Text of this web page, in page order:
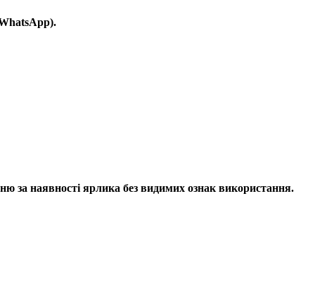
за наявності ярлика без видимих ​​ознак використання.